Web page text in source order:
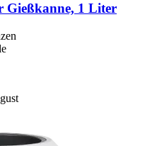
Gießkanne, 1 Liter